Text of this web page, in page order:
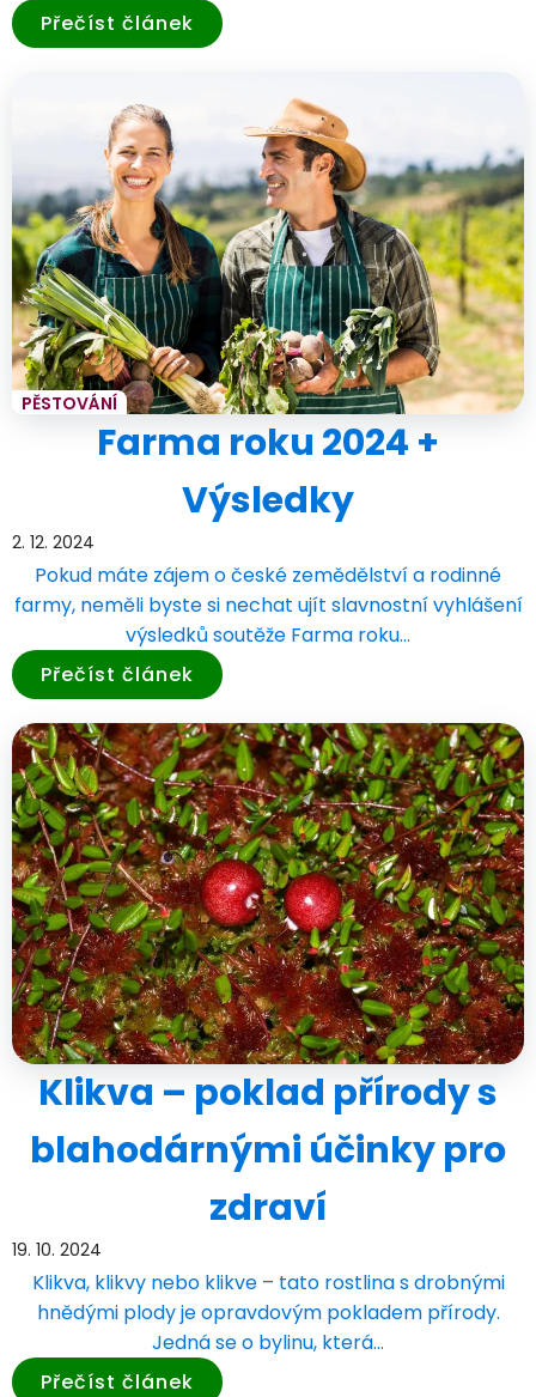
Přečíst článek
PĚSTOVÁNÍ
Farma roku 2024 +
Výsledky
2. 12. 2024
Pokud máte zájem o české zemědělství a rodinné
farmy, neměli byste si nechat ujít slavnostní vyhlášení
výsledků soutěže Farma roku…
Přečíst článek
Klikva – poklad přírody s
blahodárnými účinky pro
zdraví
19. 10. 2024
Klikva, klikvy nebo klikve – tato rostlina s drobnými
hnědými plody je opravdovým pokladem přírody.
Jedná se o bylinu, která…
Přečíst článek